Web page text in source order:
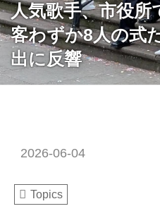
人気歌手、市役所
客わずか8人の式
出に反響
2026-06-04
Topics